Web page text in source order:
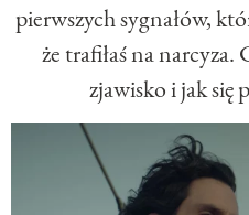
pierwszych sygnałów,
że trafiłaś na
zjawisko i jak się